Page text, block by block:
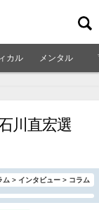
カル メンタル
川直宏選
ム > インタビュー > コラム